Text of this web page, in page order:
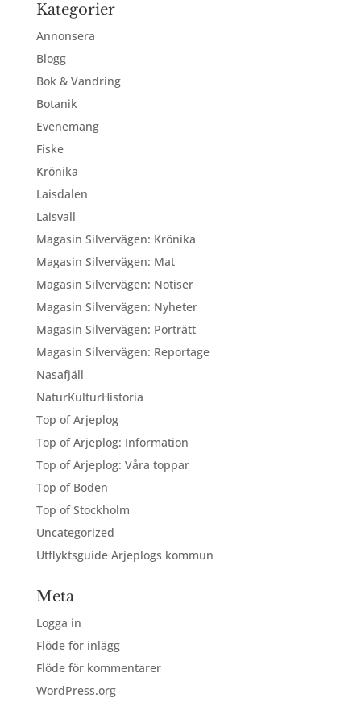
Kategorier
Annonsera
Blogg
Bok & Vandring
Botanik
Evenemang
Fiske
Krönika
Laisdalen
Laisvall
Magasin Silvervägen: Krönika
Magasin Silvervägen: Mat
Magasin Silvervägen: Notiser
Magasin Silvervägen: Nyheter
Magasin Silvervägen: Porträtt
Magasin Silvervägen: Reportage
Nasafjäll
NaturKulturHistoria
Top of Arjeplog
Top of Arjeplog: Information
Top of Arjeplog: Våra toppar
Top of Boden
Top of Stockholm
Uncategorized
Utflyktsguide Arjeplogs kommun
Meta
Logga in
Flöde för inlägg
Flöde för kommentarer
WordPress.org